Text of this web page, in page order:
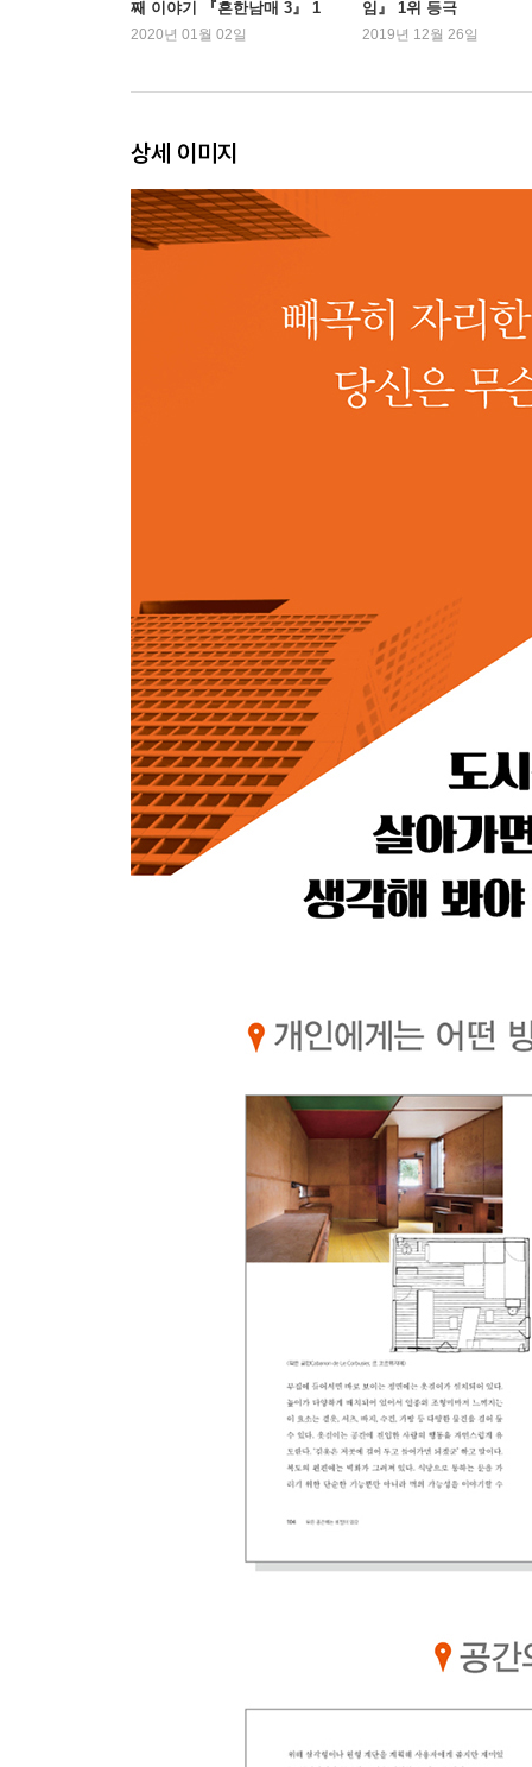
이사의 추억 : 삶의 거처를 옮긴다는 것은 무엇을
도시 읽어주는 남자 : 보다 효과적으로 도시를 여행
건축 비엔날레의 단상 : 건축가에게 자유는 어떤 의
베를린 클럽에 가지 못한 여행자 : 우연은 여행에
맥주 한 잔에 되찾은 소중함 : 기억은 어디에 담길
독일 남부의 크리스마스 : 진짜가 가진 힘은 무엇일
최초의 어루만짐 : 우리는 왜 건축을 손으로 만져야
째 이야기 『흔한남매 3』 1
위 등극
2020년 01월 02일
임』 1위 등극
2019년 12월 26일
상세 이미지